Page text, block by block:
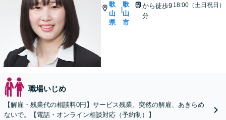
歌
山
県
|
歌
山
市
から徒歩9
分
18:00（土日祝日）
職場いじめ
【解雇・残業代の相談料0円】サービス残業、突然の解雇、あきらめ
ないで。【電話・オンライン相談対応（予約制）】